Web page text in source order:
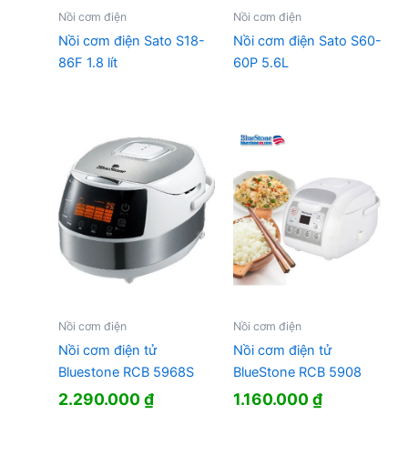
Nồi cơm điện
Nồi cơm điện Sato S18-
86F 1.8 lít
Nồi cơm điện
Nồi cơm điện Sato S60-
60P 5.6L
Nồi cơm điện
Nồi cơm điện tử
Bluestone RCB 5968S
2.290.000₫
Nồi cơm điện
Nồi cơm điện tử
BlueStone RCB 5908
1.160.000₫